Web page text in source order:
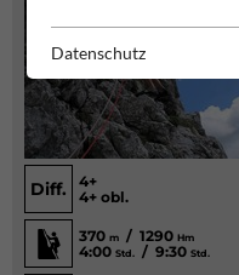
Diff.
4+
4+ obl.
370 m / 1290 Hm
4:00 Std. / 9:30 Std.
Datenschutz